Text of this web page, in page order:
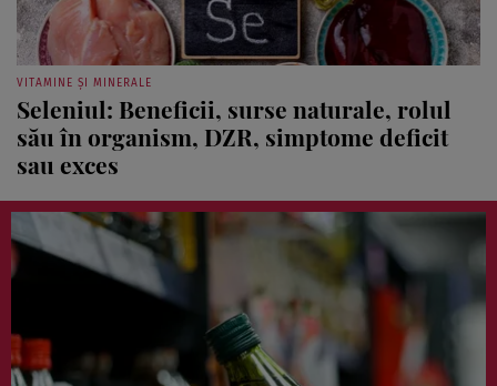
VITAMINE ȘI MINERALE
Seleniul: Beneficii, surse naturale, rolul
său în organism, DZR, simptome deficit
sau exces